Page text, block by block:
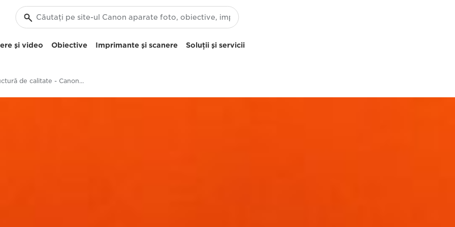
şi video Obiective Imprimante şi scanere Soluţii şi servicii
Structură de calitate - Canon EOS 5D Mark IV